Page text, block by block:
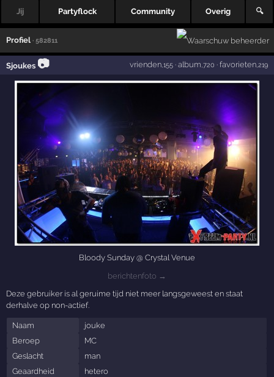
Jij Partyflock Community Overig 🔍
Profiel · 582811
Sjoukes 📷 vrienden,155· album ,720 · favorieten,219
Bloody Sunday @ Crystal Venue
berichtenfoto →
Deze gebruiker is al geruime tijd niet meer langsgeweest en staat
derhalve op non-actief.
Naam
jouke
Beroep
MC
Geslacht
man
Geaardheid
hetero